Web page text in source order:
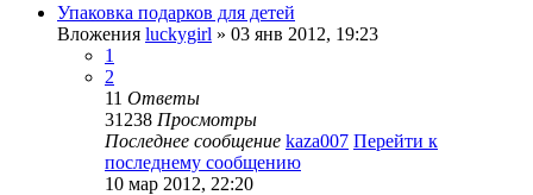
Упаковка подарков для детей
Вложения luckygirl » 03 янв 2012, 19:23
1
2
11 Ответы
31238 Просмотры
Последнее сообщение kaza007 Перейти к
последнему сообщению
10 мар 2012, 22:20